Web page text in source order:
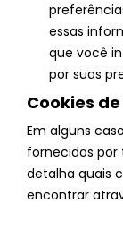
essas
que você
por suas
Cookies
Em alguns
fornecidos por
detalha quais
encontrar